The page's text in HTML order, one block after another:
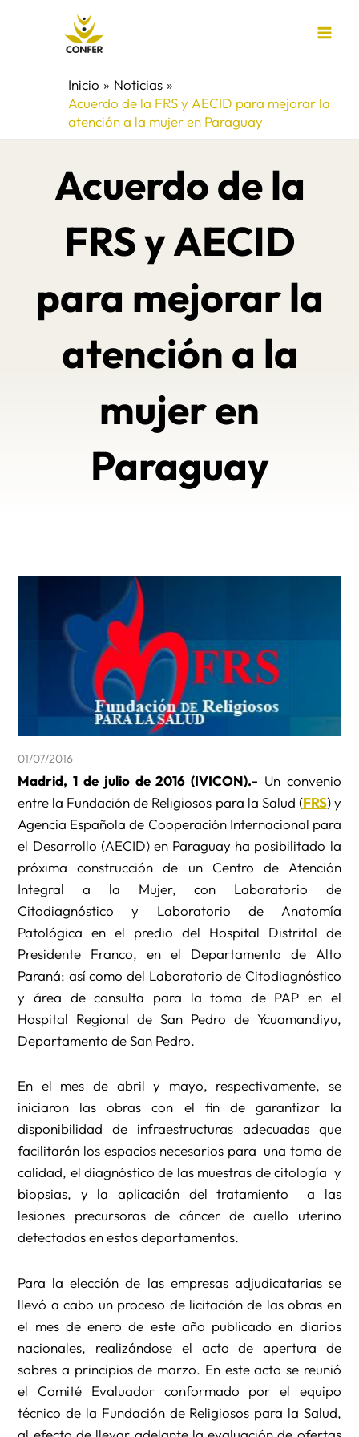
Inicio
Noticias
Acuerdo de la FRS y AECID para mejorar la
atención a la mujer en Paraguay
Acuerdo de la
FRS y AECID
para mejorar la
atención a la
mujer en
Paraguay
01/07/2016
Madrid, 1 de julio de 2016 (IVICON).- Un convenio
entre la Fundación de Religiosos para la Salud (FRS) y
Agencia Española de Cooperación Internacional para
el Desarrollo (AECID) en Paraguay ha posibilitado la
próxima construcción de un Centro de Atención
Integral a la Mujer, con Laboratorio de
Citodiagnóstico y Laboratorio de Anatomía
Patológica en el predio del Hospital Distrital de
Presidente Franco, en el Departamento de Alto
Paraná; así como del Laboratorio de Citodiagnóstico
y área de consulta para la toma de PAP en el
Hospital Regional de San Pedro de Ycuamandiyu,
Departamento de San Pedro.
En el mes de abril y mayo, respectivamente, se
iniciaron las obras con el fin de garantizar la
disponibilidad de infraestructuras adecuadas que
facilitarán los espacios necesarios para una toma de
calidad, el diagnóstico de las muestras de citología y
biopsias, y la aplicación del tratamiento a las
lesiones precursoras de cáncer de cuello uterino
detectadas en estos departamentos.
Para la elección de las empresas adjudicatarias se
llevó a cabo un proceso de licitación de las obras en
el mes de enero de este año publicado en diarios
nacionales, realizándose el acto de apertura de
sobres a principios de marzo. En este acto se reunió
el Comité Evaluador conformado por el equipo
técnico de la Fundación de Religiosos para la Salud,